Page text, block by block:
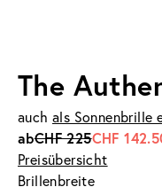
The
auch als Sonnenbrille
abCHF 225CHF
Preisübersicht
Brillenbreite